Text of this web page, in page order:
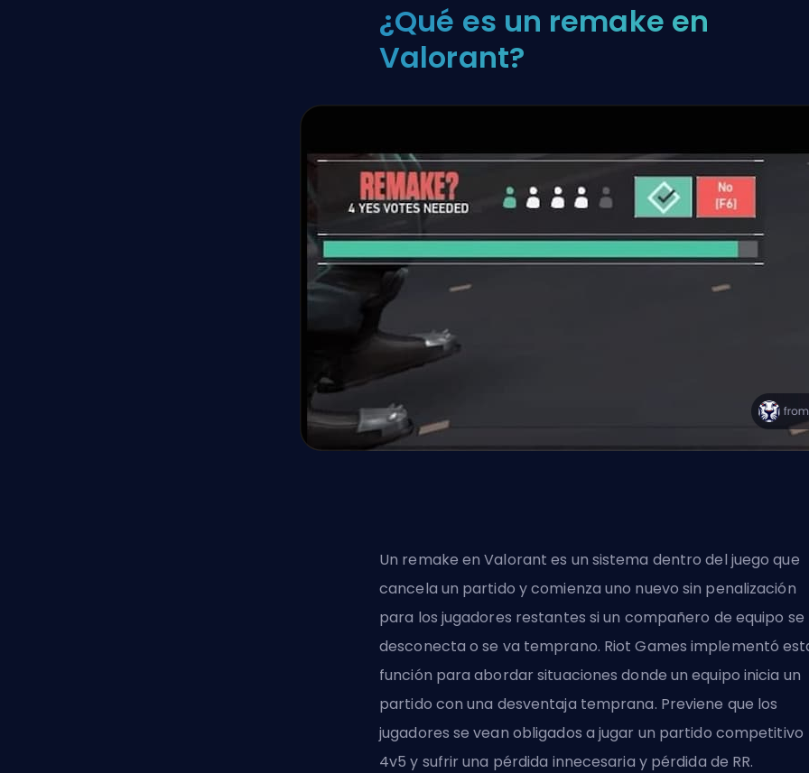
¿Qué es un remake en
Valorant?
Un remake en Valorant es un sistema dentro del juego que
cancela un partido y comienza uno nuevo sin penalización
para los jugadores restantes si un compañero de equipo se
desconecta o se va temprano. Riot Games implementó
función para abordar situaciones donde un equipo inicia un
partido con una desventaja temprana. Previene que los
jugadores se vean obligados a jugar un partido competitivo
4v5 y sufrir una pérdida innecesaria y pérdida de RR.